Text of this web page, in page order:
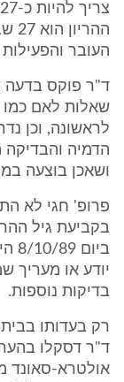
העובר
ד"ר פוקס בדעה
שאלות לאם כמו
לראשונה, וכן
הדמיה והבדיקה
ושאכן בוצעה
פרופ' חגי לא
בקביעת גיל
בדיקות נוספות.
רק בעדותו
ד"ר דסקלו